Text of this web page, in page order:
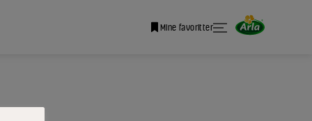
Mine favoritter